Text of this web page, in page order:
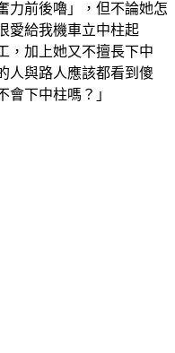
力前後嚕」，但不論她怎
愛給我機車立中柱起
，加上她又不擅長下中
人與路人應該都看到傻
會下中柱嗎？」